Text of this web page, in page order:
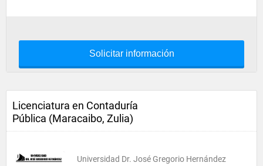
Solicitar información
Licenciatura en Contaduría
Pública (Maracaibo, Zulia)
Universidad Dr. José Gregorio Hernández